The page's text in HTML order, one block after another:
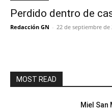
Perdido dentro de
Redacción GN - 22 de septiembre de
MOST READ
Miel San